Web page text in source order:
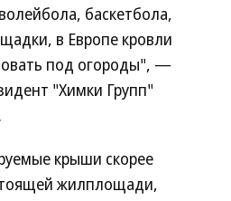
баскетбола,
в Европе кровли
под огороды", —
"Химки Групп"
крыши скорее
жилплощади,